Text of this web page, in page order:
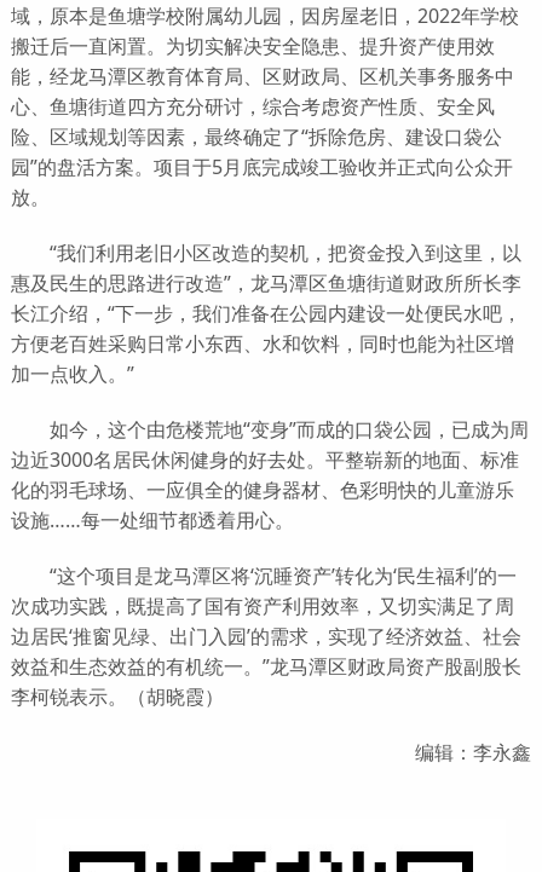
域，原本是鱼塘学校附属幼儿园，因房屋老旧，2022年学校
搬迁后一直闲置。为切实解决安全隐患、提升资产使用效
能，经龙马潭区教育体育局、区财政局、区机关事务服务中
心、鱼塘街道四方充分研讨，综合考虑资产性质、安全风
险、区域规划等因素，最终确定了“拆除危房、建设口袋公
园”的盘活方案。项目于5月底完成竣工验收并正式向公众开
放。
“我们利用老旧小区改造的契机，把资金投入到这里，以
惠及民生的思路进行改造”，龙马潭区鱼塘街道财政所所长李
长江介绍，“下一步，我们准备在公园内建设一处便民水吧，
方便老百姓采购日常小东西、水和饮料，同时也能为社区增
加一点收入。”
如今，这个由危楼荒地“变身”而成的口袋公园，已成为周
边近3000名居民休闲健身的好去处。平整崭新的地面、标准
化的羽毛球场、一应俱全的健身器材、色彩明快的儿童游乐
设施……每一处细节都透着用心。
“这个项目是龙马潭区将‘沉睡资产’转化为‘民生福利’的一
次成功实践，既提高了国有资产利用效率，又切实满足了周
边居民‘推窗见绿、出门入园’的需求，实现了经济效益、社会
效益和生态效益的有机统一。”龙马潭区财政局资产股副股长
李柯锐表示。（胡晓霞）
编辑：李永鑫